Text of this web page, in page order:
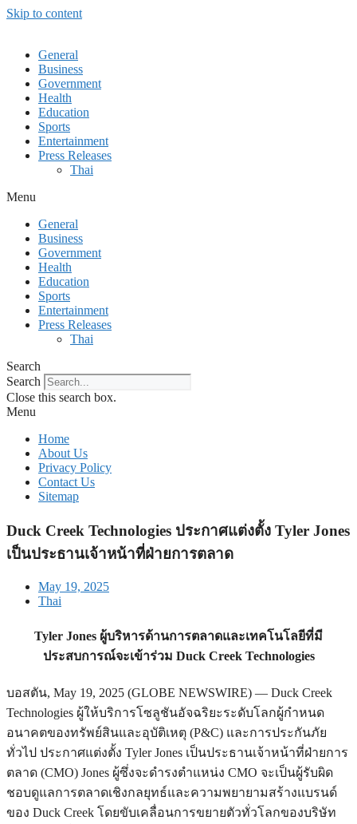
Skip to content
General
Business
Government
Health
Education
Sports
Entertainment
Press Releases
Thai
Menu
General
Business
Government
Health
Education
Sports
Entertainment
Press Releases
Thai
Search
Search
Close this search box.
Menu
Home
About Us
Privacy Policy
Contact Us
Sitemap
Duck Creek Technologies ประกาศแต่งตั้ง Tyler Jones
เป็นประธานเจ้าหน้าที่ฝ่ายการตลาด
May 19, 2025
Thai
Tyler Jones ผู้บริหารด้านการตลาดและเทคโนโลยีที่มี
ประสบการณ์จะเข้าร่วม Duck Creek Technologies
บอสตัน, May 19, 2025 (GLOBE NEWSWIRE) — Duck Creek
Technologies ผู้ให้บริการโซลูชันอัจฉริยะระดับโลกผู้กำหนด
อนาคตของทรัพย์สินและอุบัติเหตุ (P&C) และการประกันภัย
ทั่วไป ประกาศแต่งตั้ง Tyler Jones เป็นประธานเจ้าหน้าที่ฝ่ายการ
ตลาด (CMO) Jones ผู้ซึ่งจะดำรงตำแหน่ง CMO จะเป็นผู้รับผิด
ชอบดูแลการตลาดเชิงกลยุทธ์และความพยายามสร้างแบรนด์
ของ Duck Creek โดยขับเคลื่อนการขยายตัวทั่วโลกของบริษัท